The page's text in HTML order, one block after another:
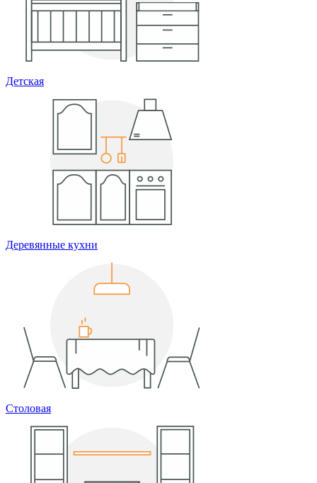
Детская
Деревянные кухни
Столовая